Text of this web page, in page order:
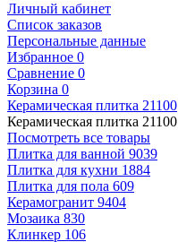
Личный кабинет
Список заказов
Персональные данные
Избранное 0
Сравнение 0
Корзина 0
Керамическая плитка 21100
Керамическая плитка 21100
Посмотреть все товары
Плитка для ванной 9039
Плитка для кухни 1884
Плитка для пола 609
Керамогранит 9404
Мозаика 830
Клинкер 106